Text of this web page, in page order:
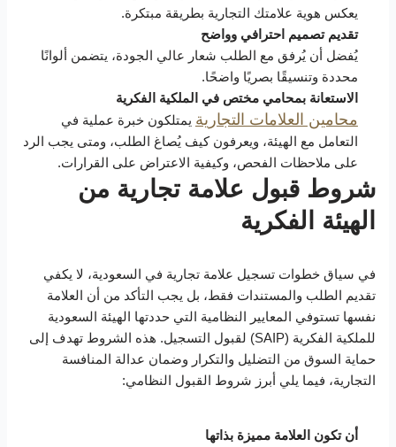
يعكس هوية علامتك التجارية بطريقة مبتكرة.
تقديم تصميم احترافي وواضح
يُفضل أن يُرفق مع الطلب شعار عالي الجودة، يتضمن ألوانًا
محددة وتنسيقًا بصريًا واضحًا.
الاستعانة بمحامي مختص في الملكية الفكرية
محامين العلامات التجارية يمتلكون خبرة عملية في
التعامل مع الهيئة، ويعرفون كيف يُصاغ الطلب، ومتى يجب الرد
على ملاحظات الفحص، وكيفية الاعتراض على القرارات.
شروط قبول علامة تجارية من
الهيئة الفكرية
في سياق خطوات تسجيل علامة تجارية في السعودية، لا يكفي
تقديم الطلب والمستندات فقط، بل يجب التأكد من أن العلامة
نفسها تستوفي المعايير النظامية التي حددتها الهيئة السعودية
للملكية الفكرية (SAIP) لقبول التسجيل. هذه الشروط تهدف إلى
حماية السوق من التضليل والتكرار وضمان عدالة المنافسة
التجارية، فيما يلي أبرز شروط القبول النظامي:
أن تكون العلامة مميزة بذاتها